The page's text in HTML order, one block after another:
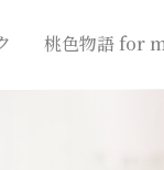
桃色物語 for